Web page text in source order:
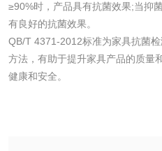
≥90%时，产品具有抗菌效果;当抑
有良好的抗菌效果。
QB/T 4371-2012标准为家具抗菌
方法，有助于提升家具产品的质量
健康和安全。
化妆品眼刺
化妆品急性